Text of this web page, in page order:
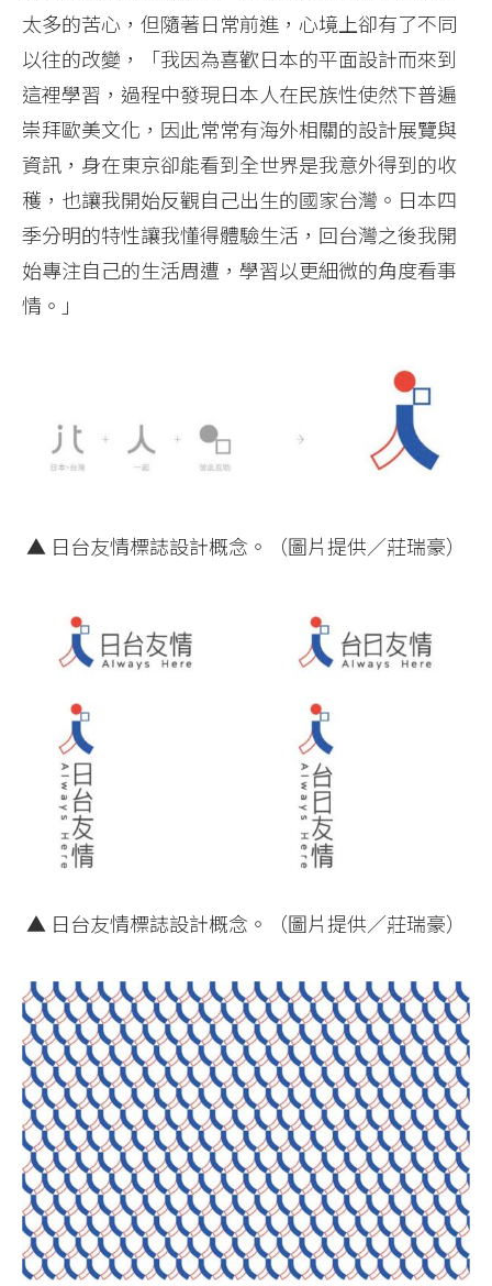
太多的苦心，但隨著日常前進，心境上卻有了不同
以往的改變，「我因為喜歡日本的平面設計而來到
這裡學習，過程中發現日本人在民族性使然下普遍
崇拜歐美文化，因此常常有海外相關的設計展覽與
資訊，身在東京卻能看到全世界是我意外得到的收
穫，也讓我開始反觀自己出生的國家台灣。日本四
季分明的特性讓我懂得體驗生活，回台灣之後我開
始專注自己的生活周遭，學習以更細微的角度看事
情。」
▲ 日台友情標誌設計概念。（圖片提供／莊瑞豪）
▲ 日台友情標誌設計概念。（圖片提供／莊瑞豪）